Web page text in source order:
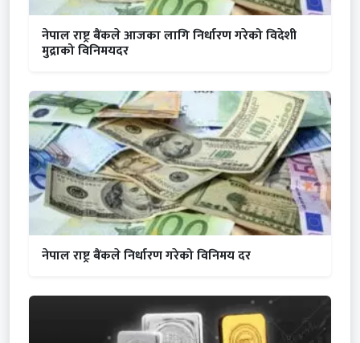
नेपाल राष्ट्र बैंकले आजका लागि निर्धारण गरेको विदेशी
मुद्राको विनिमयदर
नेपाल राष्ट्र बैंकले निर्धारण गरेको विनिमय दर